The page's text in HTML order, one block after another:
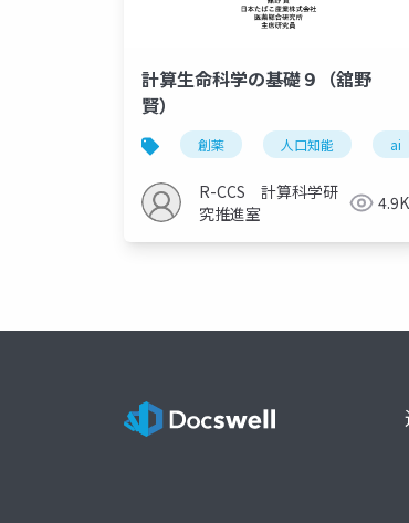
計算生命科学の基礎９（舘野
賢）
創薬 人口知能 ai
R-CCS 計算科学研
究推進室
4.9K